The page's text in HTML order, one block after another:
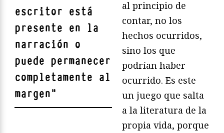
escritor está
presente en la
narración o
puede permanecer
completamente al
margen"
al principio de
contar, no los
hechos ocurridos,
sino los que
podrían haber
ocurrido. Es este
un juego que salta
a la literatura de la
propia vida, porque